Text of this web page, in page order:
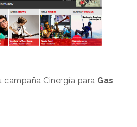
campaña Cinergía para Gas